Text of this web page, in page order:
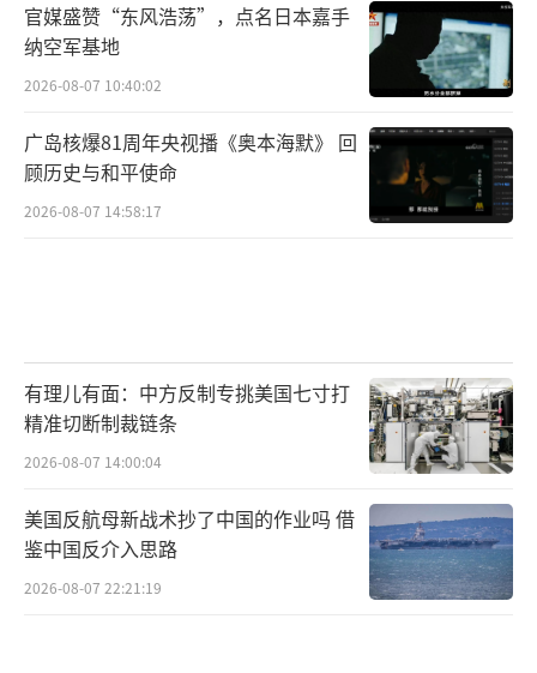
“九天”无人机在整体设计上采用“通用
平台+模块化任务载荷”设计理念。“九天”无
人机总设计师李明曾介绍称，通过换装不同模
块化任务载荷，“九天”无人机可满足多种不
同需求，服务多型民用任务。“九天”无人机
具备积木式机体架构、开放式系统架构、高环
载荷，“九天”可广泛用于复杂环境下的物流
运输、海警海监、公安边防、应急救援、国土
资源保护、空基通信导航等领域。
据《环球时报》记者了解，除了“异构蜂
巢任务舱”之外，在珠海航展上与“九天”无
人机一同展出的还有“文保勘测任务
官媒盛赞“东风浩荡”，点名日本嘉手
纳空军基地
2026-08-07 10:40:02
广岛核爆81周年央视播《奥本海默》 回
顾历史与和平使命
2026-08-07 14:58:17
有理儿有面：中方反制专挑美国七寸打
精准切断制裁链条
2026-08-07 14:00:04
美国反航母新战术抄了中国的作业吗 借
鉴中国反介入思路
2026-08-07 22:21:19